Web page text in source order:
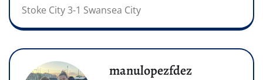
Stoke City 3-1 Swansea City
manulopezfdez